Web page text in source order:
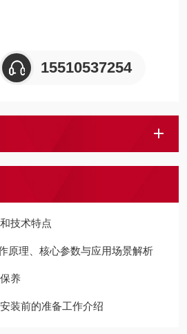
15510537254
技术特点
原理、核心参数与应用场景解析
养
装前的准备工作介绍